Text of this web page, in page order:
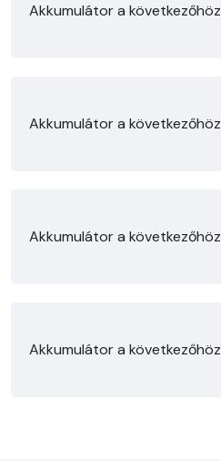
Akkumulátor a következőhöz
Akkumulátor a következőhöz
Akkumulátor a következőhöz
Akkumulátor a következőhöz